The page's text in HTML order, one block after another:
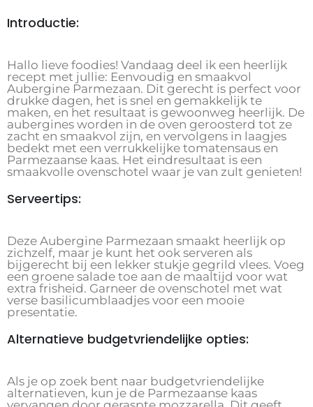
Introductie:
Hallo lieve foodies! Vandaag deel ik een heerlijk
recept met jullie: Eenvoudig en smaakvol
Aubergine Parmezaan. Dit gerecht is perfect voor
drukke dagen, het is snel en gemakkelijk te
maken, en het resultaat is gewoonweg heerlijk. De
aubergines worden in de oven geroosterd tot ze
zacht en smaakvol zijn, en vervolgens in laagjes
bedekt met een verrukkelijke tomatensaus en
Parmezaanse kaas. Het eindresultaat is een
smaakvolle ovenschotel waar je van zult genieten!
Serveertips:
Deze Aubergine Parmezaan smaakt heerlijk op
zichzelf, maar je kunt het ook serveren als
bijgerecht bij een lekker stukje gegrild vlees. Voeg
een groene salade toe aan de maaltijd voor wat
extra frisheid. Garneer de ovenschotel met wat
verse basilicumblaadjes voor een mooie
presentatie.
Alternatieve budgetvriendelijke opties:
Als je op zoek bent naar budgetvriendelijke
alternatieven, kun je de Parmezaanse kaas